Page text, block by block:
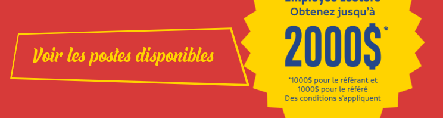
Voir les postes disponibles